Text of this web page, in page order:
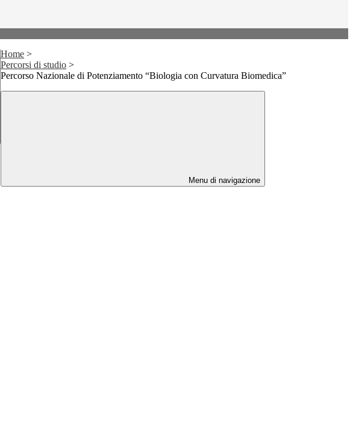
Home >
Percorsi di studio >
Percorso Nazionale di Potenziamento “Biologia con Curvatura Biomedica”
Menu di navigazione